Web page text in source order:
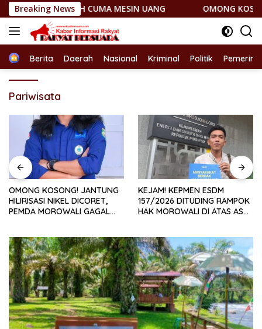
Langsung
ke
konten
Breaking News
CUMA MESIN UANG OMONG KOSONG! JANTUNG
HomeBerita Daerah Nasional Kriminal Politik
Pariwisata
OMONG KOSONG! JANTUNG
HILIRISASI NIKEL DICORET,
PEMDA MOROWALI GAGAL
KEJAM! KEPMEN ESDM
157/2026 DITUDING RAMPOK
HAK MOROWALI DI ATAS ASAP